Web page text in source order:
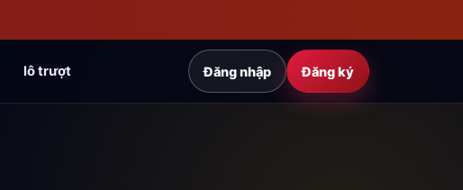
lô trượt Đăng nhập Đăng ký